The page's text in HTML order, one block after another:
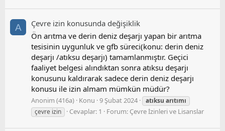
A
Çevre i̇zin konusunda değişiklik
Ön arıtma ve derin deniz deşarjı yapan bir arıtma
tesisinin uygunluk ve gfb süreci(konu: derin deniz
deşarjı /atıksu deşarjı) tamamlanmıştır. Geçici
faaliyet belgesi alındıktan sonra atıksu deşarjı
konusunu kaldırarak sadece derin deniz deşarjı
konusu ile izin almam mümkün müdür?
Anonim (416a) Konu 9 Şubat 2024 atıksu arıtımı
çevre izin
Cevaplar: 1 Forum: Çevre İzinleri ve Lisanslar